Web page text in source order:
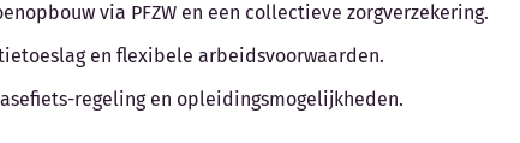
via PFZW en een collectieve zorgverzekering.
en flexibele arbeidsvoorwaarden.
regeling en opleidingsmogelijkheden.